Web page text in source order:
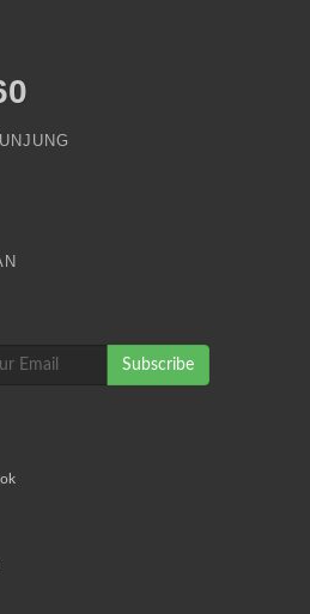
Subscribe